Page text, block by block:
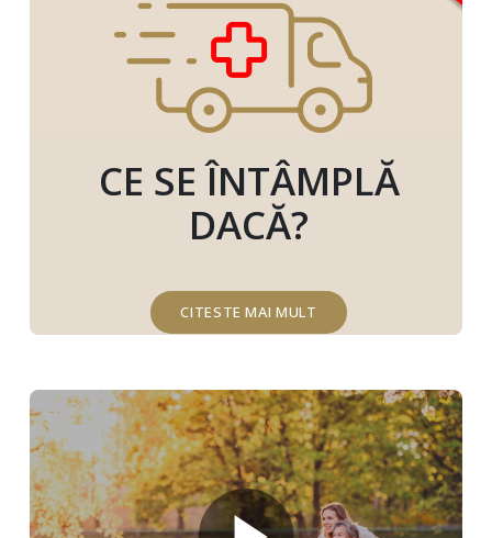
CE SE ÎNTÂMPLĂ
DACĂ?
CITESTE MAI MULT